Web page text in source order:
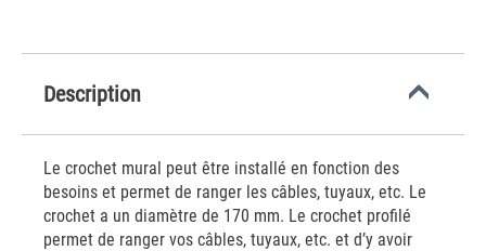
Description
Le crochet mural peut être installé en fonction des
besoins et permet de ranger les câbles, tuyaux, etc. Le
crochet a un diamètre de 170 mm. Le crochet profilé
permet de ranger vos câbles, tuyaux, etc. et d’y avoir